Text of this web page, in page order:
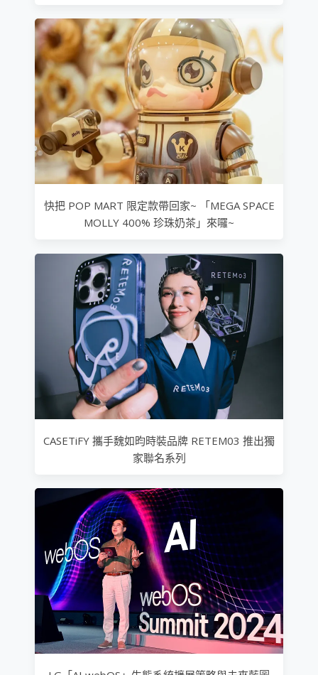
快把 POP MART 限定款帶回家~ 「MEGA SPACE
MOLLY 400% 珍珠奶茶」來囉~
CASETiFY 攜手魏如昀時裝品牌 RETEM03 推出獨
家聯名系列